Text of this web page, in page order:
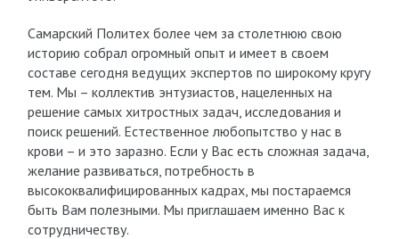
Самарский Политех более чем за столетнюю свою
историю собрал огромный опыт и имеет в своем
составе сегодня ведущих экспертов по широкому кругу
тем. Мы – коллектив энтузиастов, нацеленных на
решение самых хитростных задач, исследования и
поиск решений. Естественное любопытство у нас в
крови – и это заразно. Если у Вас есть сложная задача,
желание развиваться, потребность в
высококвалифицированных кадрах, мы постараемся
быть Вам полезными. Мы приглашаем именно Вас к
сотрудничеству.